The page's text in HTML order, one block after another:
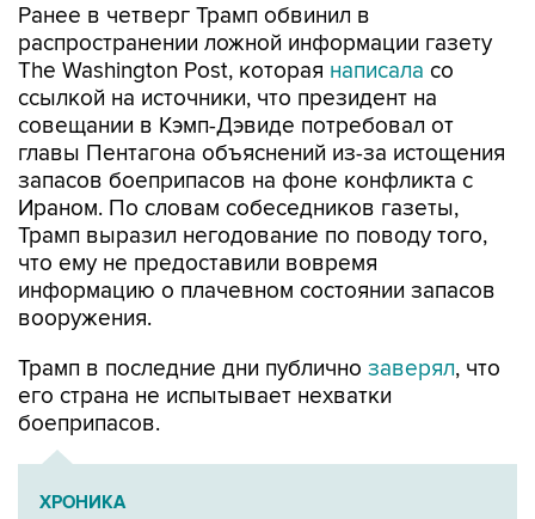
Ранее в четверг Трамп обвинил в
распространении ложной информации газету
The Washington Post, которая написала со
ссылкой на источники, что президент на
совещании в Кэмп-Дэвиде потребовал от
главы Пентагона объяснений из-за истощения
запасов боеприпасов на фоне конфликта с
Ираном. По словам собеседников газеты,
Трамп выразил негодование по поводу того,
что ему не предоставили вовремя
информацию о плачевном состоянии запасов
вооружения.
Трамп в последние дни публично заверял, что
его страна не испытывает нехватки
боеприпасов.
ХРОНИКА